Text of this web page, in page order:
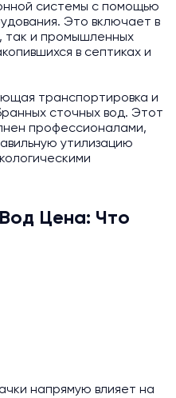
системы с помощью
Это включает в
так и промышленных
в септиках и
транспортировка и
сточных вод. Этот
профессионалами,
утилизацию
Цена: Что
напрямую влияет на